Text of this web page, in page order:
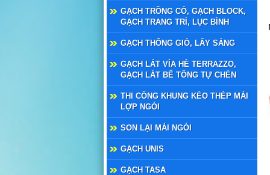
GẠCH TRỒNG CỎ, GẠCH BLOCK,
GẠCH TRANG TRÍ, LỤC BÌNH
GẠCH THÔNG GIÓ, LẤY SÁNG
GẠCH LÁT VỈA HÈ TERRAZZO,
GẠCH LÁT BÊ TÔNG TỰ CHÈN
THI CÔNG KHUNG KÈO THÉP MÁI
LỢP NGÓI
SON LẠI MÁI NGÓI
GẠCH UNIS
GẠCH TASA